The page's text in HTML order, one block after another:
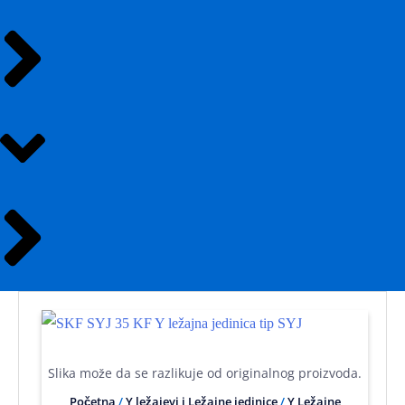
Slika može da se razlikuje od originalnog proizvoda.
Početna /Y ležajevi i Ležajne jedinice/Y Ležajne